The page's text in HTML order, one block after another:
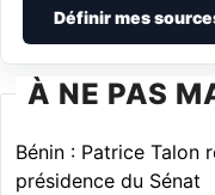
Définir mes
À NE PAS
Bénin : Patrice Talon
présidence du Sénat